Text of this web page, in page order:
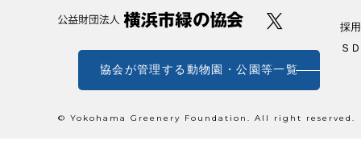
協会が管理する動物園・公園等一覧
採
Ｓ
© Yokohama Greenery Foundation. All right reserved.